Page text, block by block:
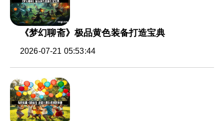
《梦幻聊斋》极品黄色装备打造宝典
2026-07-21 05:53:44